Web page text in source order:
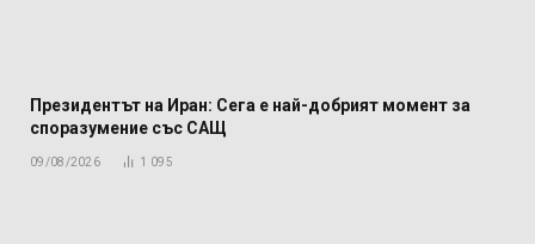
Президентът на Иран: Сега е най-добрият момент за
споразумение със САЩ
09/08/2026 1 095